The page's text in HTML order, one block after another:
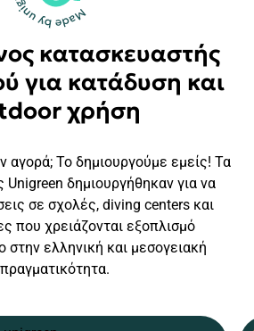
κατασκευαστής
για κατάδυση και
χρήση
αγορά; Το δημιουργούμε εμείς! Τα
δημιουργήθηκαν για να
σε σχολές, diving centers και
που χρειάζονται εξοπλισμό
ελληνική και μεσογειακή
πραγματικότητα.